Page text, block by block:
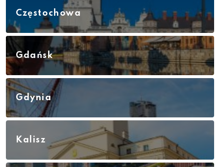
Częstochowa
Gdańsk
Gdynia
Kalisz